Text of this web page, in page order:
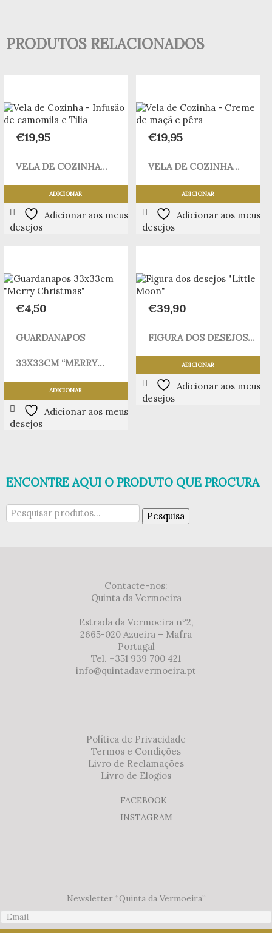
PRODUTOS RELACIONADOS
€19,95
VELA DE COZINHA...
ADICIONAR
Adicionar aos meus
desejos
€19,95
VELA DE COZINHA...
ADICIONAR
Adicionar aos meus
desejos
€4,50
GUARDANAPOS
33X33CM “MERRY...
ADICIONAR
Adicionar aos meus
desejos
€39,90
FIGURA DOS DESEJOS...
ADICIONAR
Adicionar aos meus
desejos
ENCONTRE AQUI O PRODUTO QUE PROCURA
Pesquisar
por:
Pesquisa
Contacte-nos:
Quinta da Vermoeira
Estrada da Vermoeira nº2,
2665-020 Azueira – Mafra
Portugal
Tel. +351 939 700 421
info@quintadavermoeira.pt
Política de Privacidade
Termos e Condições
Livro de Reclamações
Livro de Elogios
FACEBOOK
INSTAGRAM
Newsletter “Quinta da Vermoeira”